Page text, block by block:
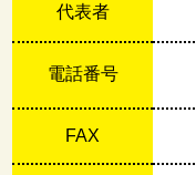
代表者
電話番号
FAX